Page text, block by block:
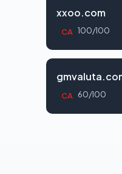
xxoo.com
CA 100/100
CA 60/100